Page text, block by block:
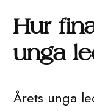
Hur
unga
Årets unga